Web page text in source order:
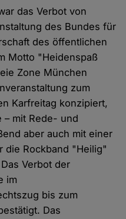
das Verbot von
des Bundes für
des öffentlichen
Motto "Heidenspaß
Zone München
zum
Karfreitag konzipiert,
– mit Rede- und
aber auch mit einer
die Rockband "Heilig"
Verbot der
im
bis zum
Das